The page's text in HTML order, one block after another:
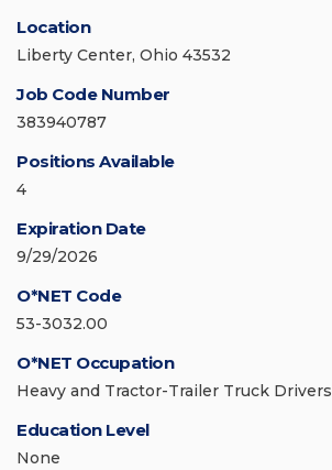
Location
Liberty Center, Ohio 43532
Job Code Number
383940787
Positions Available
4
Expiration Date
9/29/2026
O*NET Code
53-3032.00
O*NET Occupation
Heavy and Tractor-Trailer Truck Drivers
Education Level
None